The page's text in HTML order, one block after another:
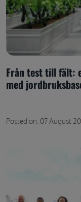
Från test till fält:
med
Posted on: 07 August